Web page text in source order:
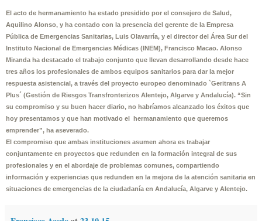
El acto de hermanamiento ha estado presidido por el consejero de Salud,
Aquilino Alonso, y ha contado con la presencia del gerente de la Empresa
Pública de Emergencias Sanitarias, Luis Olavarría, y el director del Área Sur del
Instituto Nacional de Emergencias Médicas (INEM), Francisco Macao. Alonso
Miranda ha destacado el trabajo conjunto que llevan desarrollando desde hace
tres años los profesionales de ambos equipos sanitarios para dar la mejor
respuesta asistencial, a través del proyecto europeo denominado `Geritrans A
Plus´ (Gestión de Riesgos Transfronterizos Alentejo, Algarve y Andalucía). “Sin
su compromiso y su buen hacer diario, no habríamos alcanzado los éxitos que
hoy presentamos y que han motivado el hermanamiento que queremos
emprender”, ha aseverado.
El compromiso que ambas instituciones asumen ahora es trabajar
conjuntamente en proyectos que redunden en la formación integral de sus
profesionales y en el abordaje de problemas comunes, compartiendo
información y experiencias que redunden en la mejora de la atención sanitaria en
situaciones de emergencias de la ciudadanía en Andalucía, Algarve y Alentejo.